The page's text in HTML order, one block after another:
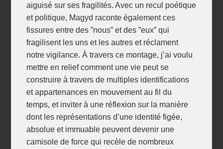
aiguisé sur ses fragilités. Avec un recul poétique
et politique, Magyd raconte également ces
fissures entre des ”nous” et des ”eux” qui
fragilisent les uns et les autres et réclament
notre vigilance. À travers ce montage, j’ai voulu
mettre en relief comment une vie peut se
construire à travers de multiples identifications
et appartenances en mouvement au fil du
temps, et inviter à une réflexion sur la manière
dont les représentations d’une identité figée,
absolue et immuable peuvent devenir une
camisole de force qui recèle de nombreux